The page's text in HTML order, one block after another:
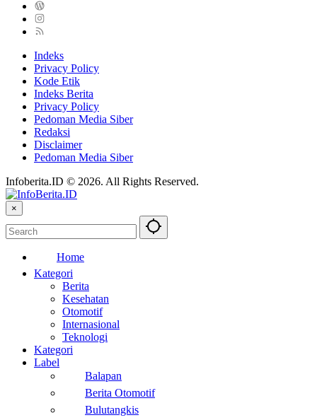
Indeks
Privacy Policy
Kode Etik
Indeks Berita
Privacy Policy
Pedoman Media Siber
Redaksi
Disclaimer
Pedoman Media Siber
Infoberita.ID © 2026. All Rights Reserved.
×
Home
Kategori
Berita
Kesehatan
Otomotif
Internasional
Teknologi
Kategori
Label
Balapan
Berita Otomotif
Bulutangkis